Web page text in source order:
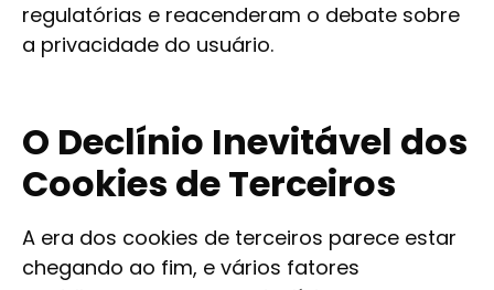
regulatórias e reacenderam o debate sobre
a privacidade do usuário.
O Declínio Inevitável dos
Cookies de Terceiros
A era dos cookies de terceiros parece estar
chegando ao fim, e vários fatores